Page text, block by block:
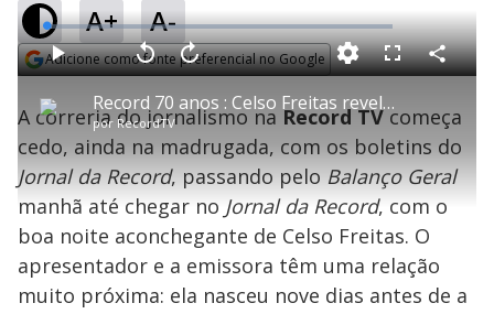
A+ A-
Adicione como fonte preferencial no Google
P
l
a
Record 70 anos : Celso Freitas revela os bastidores e segredos da carreira
por RecordTV
P V
l
t
a
r
0
e
g
n
d
s
A
n
ç
a
1
s
e
g
u
n
o
s
L
o
a
d
e
:
1
.
6
2
%
F
l
s
c
e
n
C
o
a
r
i
l
a
A correria do jornalismo na Record TVcomeça
cedo, ainda na madrugada, com os boletins do
Jornal da Record, passando peloBalanço Geral
manhã até chegar no Jornal da Record, com o
boa noite aconchegante de Celso Freitas. O
apresentador e a emissora têm uma relação
muito próxima: ela nasceu nove dias antes de a